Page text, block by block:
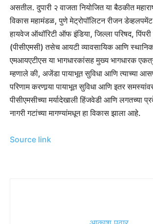
असतील.दुपारी २ वाजता नियोजित या बैठकीत
विकास महामंडळ, पुणे मेट्रोपॉलिटन रीजन
हायवेज ऑथॉरिटी ऑफ इंडिया, जिल्ला परिषद,
(पीसीएमसी) तसेच आयटी व्यावसायिक आणि
एमआयएटीएस या भागधारकांसह मुख्य भागधारक
म्हणाले की, अजेंडा पायाभूत सुविधा आणि त्याच्या
परिणाम करणार्‍या पायाभूत सुविधा आणि इतर
पीसीएमसीच्या मर्यादेखाली हिंजवेडी आणि लगतच्या
नागरी गटांच्या मागण्यांमधून हा विकास झाला आहे.
Source link